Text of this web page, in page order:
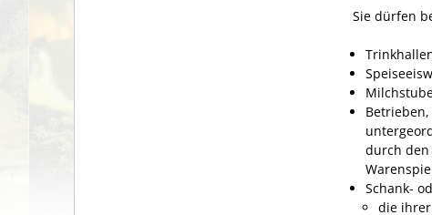
Sie dürfen
durch den
Schank-
die